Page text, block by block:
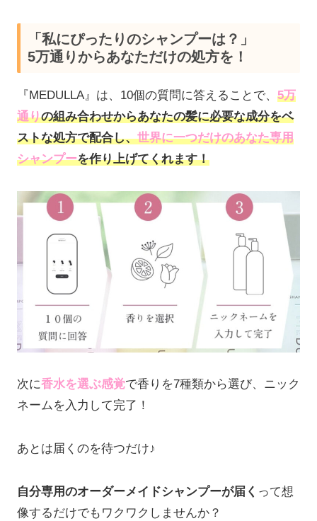
「私にぴったりのシャンプーは？」
5万通りからあなただけの処方を！
『MEDULLA』は、10個の質問に答えることで、 5万
通りの組み合わせからあなたの髪に必要な成分をベ
ストな処方で配合し、世界に一つだけのあなた専用
シャンプーを作り上げてくれます！
次に香水を選ぶ感覚で香りを7種類から選び、ニック
ネームを入力して完了！
あとは届くのを待つだけ♪
自分専用のオーダーメイドシャンプーが届く って想
像するだけでもワクワクしませんか？